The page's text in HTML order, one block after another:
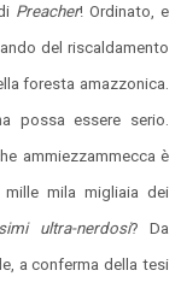
Preacher! Ordinato, e
del riscaldamento
foresta amazzonica.
possa essere serio.
ammiezzammecca è
mila migliaia dei
ultra-nerdosi? Da
a conferma della tesi